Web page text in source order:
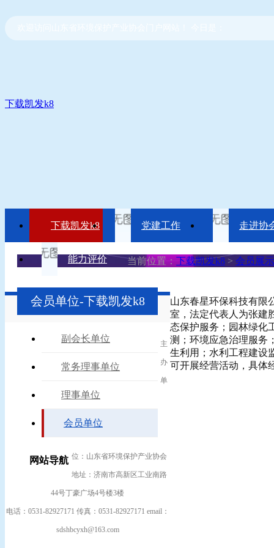
下载凯发k8
下载凯发k8 党建工作 走进协
能力评价 当前位置： 下载凯发k8 > 会员展示
会员单位-下载凯发k8
副会长单位
常务理事单位
理事单位
会员单位
山东春星环保科技有限
室，法定代表人为张建
态保护服务；园林绿化
测；环境应急治理服务
生利用；水利工程建设
可开展经营活动，具体
网站导航
主
办
单
位：山东省环境保护产业协会
地址：济南市高新区工业南路
44号丁豪广场4号楼3楼
电话：0531-82927171 传真：0531-82927171 email：
sdshbcyxh@163.com